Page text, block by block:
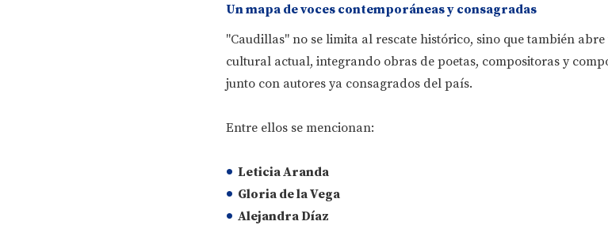
Un mapa de voces contemporáneas y consagradas
"Caudillas" no se limita al rescate histórico, sino que también
cultural actual, integrando obras de poetas, compositoras y
junto con autores ya consagrados del país.
Entre ellos se mencionan:
Leticia Aranda
Gloria de la Vega
Alejandra Díaz